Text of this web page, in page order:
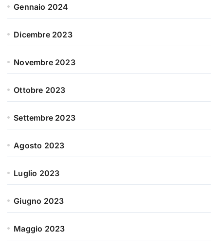
Gennaio 2024
Dicembre 2023
Novembre 2023
Ottobre 2023
Settembre 2023
Agosto 2023
Luglio 2023
Giugno 2023
Maggio 2023